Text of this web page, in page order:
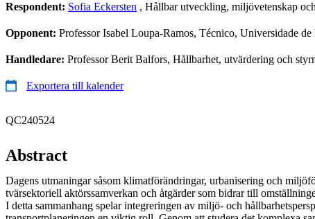
Respondent: Sofia Eckersten , Hållbar utveckling, miljövetenskap
Opponent: Professor Isabel Loupa-Ramos, Técnico, Universidade
Handledare: Professor Berit Balfors, Hållbarhet, utvärdering och
Exportera till kalender
QC240524
Abstract
Dagens utmaningar såsom klimatförändringar, urbanisering och
tvärsektoriell aktörssamverkan och åtgärder som bidrar till
I detta sammanhang spelar integreringen av miljö- och